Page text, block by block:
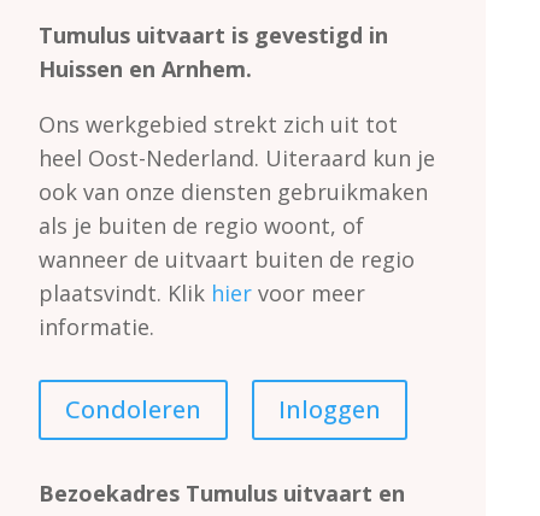
Tumulus uitvaart is gevestigd in
Huissen en Arnhem.
Ons werkgebied strekt zich uit tot
heel Oost-Nederland. Uiteraard kun je
ook van onze diensten gebruikmaken
als je buiten de regio woont, of
wanneer de uitvaart buiten de regio
plaatsvindt. Klik hier voor meer
informatie.
Condoleren Inloggen
Bezoekadres Tumulus uitvaart en